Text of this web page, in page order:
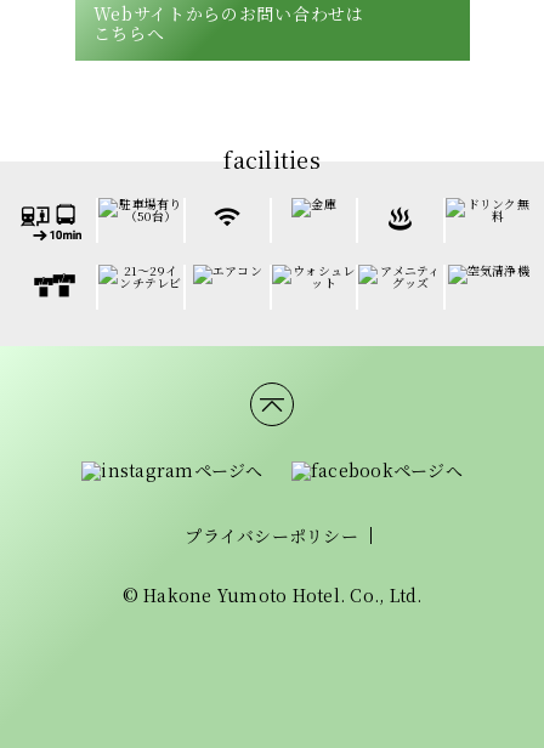
Webサイトからのお問い合わせは
こちらへ
facilities
プライバシーポリシー
© Hakone Yumoto Hotel. Co., Ltd.